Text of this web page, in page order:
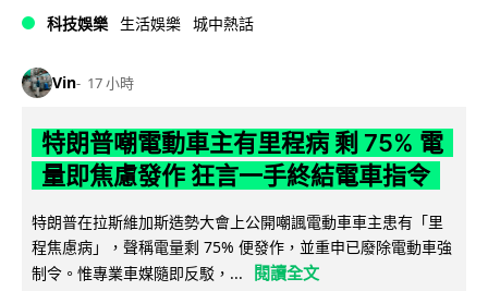
科技娛樂 生活娛樂 城中熱話
Vin 17 小時
特朗普嘲電動車主有里程病 剩 75% 電
量即焦慮發作 狂言一手終結電車指令
特朗普在拉斯維加斯造勢大會上公開嘲諷電動車車主患有「里
程焦慮病」，聲稱電量剩 75% 便發作，並重申已廢除電動車強
制令。惟專業車媒隨即反駁，...
閱讀全文